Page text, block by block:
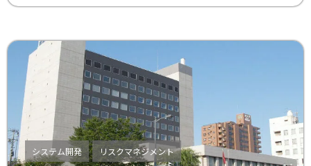
システム開発 リスクマネジメント